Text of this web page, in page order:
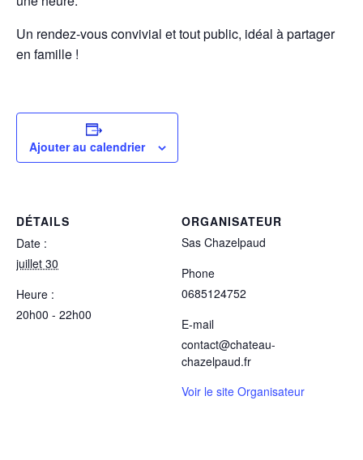
Un rendez-vous convivial et tout public, idéal à partager
en famille !
Ajouter au calendrier
DÉTAILS
Date :
juillet 30
Heure :
20h00 - 22h00
ORGANISATEUR
Sas Chazelpaud
Phone
0685124752
E-mail
contact@chateau-
chazelpaud.fr
Voir le site Organisateur